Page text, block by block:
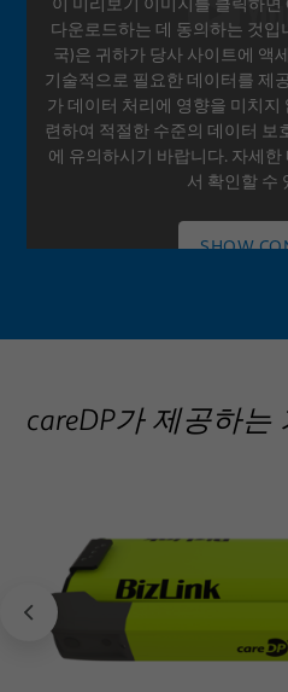
이 미리보기 이미지를 클릭하
다운로드하는 데 동의하는 것입
국)은 귀하가 당사 사이트에 액
기술적으로 필요한 데이터를 제
가 데이터 처리에 영향을 미치
련하여 적절한 수준의 데이터 보
에 유의하시기 바랍니다. 자세한
서 확인할 수
SHOW
careDP가 제공하는